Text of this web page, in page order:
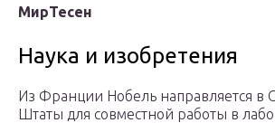
МирТесен
Наука и изобретения
Из Франции Нобель направляется в
Штаты для совместной работы в